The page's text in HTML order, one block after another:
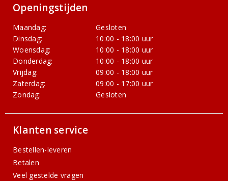
Openingstijden
Maandag:
Gesloten
Dinsdag:
10:00 - 18:00 uur
Woensdag:
10:00 - 18:00 uur
Donderdag:
10:00 - 18:00 uur
Vrijdag:
09:00 - 18:00 uur
Zaterdag:
09:00 - 17:00 uur
Zondag:
Gesloten
Klanten service
Bestellen-leveren
Betalen
Veel gestelde vragen